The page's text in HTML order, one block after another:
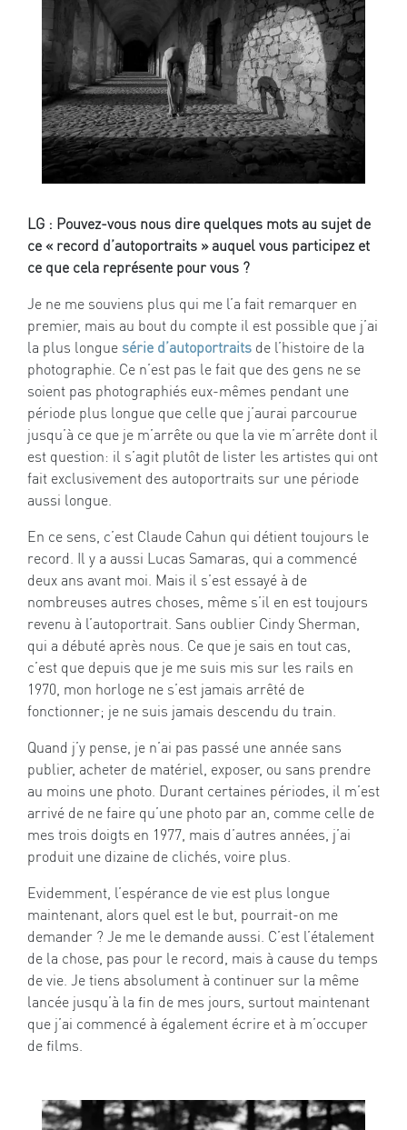
LG : Pouvez-vous nous dire quelques mots au sujet de
ce « record d’autoportraits » auquel vous participez et
ce que cela représente pour vous ?
Je ne me souviens plus qui me l’a fait remarquer en
premier, mais au bout du compte il est possible que j’ai
la plus longue série d’autoportraits de l’histoire de la
photographie. Ce n’est pas le fait que des gens ne se
soient pas photographiés eux-mêmes pendant une
période plus longue que celle que j’aurai parcourue
jusqu’à ce que je m’arrête ou que la vie m’arrête dont il
est question: il s’agit plutôt de lister les artistes qui ont
fait exclusivement des autoportraits sur une période
aussi longue.
En ce sens, c’est Claude Cahun qui détient toujours le
record. Il y a aussi Lucas Samaras, qui a commencé
deux ans avant moi. Mais il s’est essayé à de
nombreuses autres choses, même s’il en est toujours
revenu à l’autoportrait. Sans oublier Cindy Sherman,
qui a débuté après nous. Ce que je sais en tout cas,
c’est que depuis que je me suis mis sur les rails en
1970, mon horloge ne s’est jamais arrêté de
fonctionner; je ne suis jamais descendu du train.
Quand j’y pense, je n’ai pas passé une année sans
publier, acheter de matériel, exposer, ou sans prendre
au moins une photo. Durant certaines périodes, il m’est
arrivé de ne faire qu’une photo par an, comme celle de
mes trois doigts en 1977, mais d’autres années, j’ai
produit une dizaine de clichés, voire plus.
Evidemment, l’espérance de vie est plus longue
maintenant, alors quel est le but, pourrait-on me
demander ? Je me le demande aussi. C’est l’étalement
de la chose, pas pour le record, mais à cause du temps
de vie. Je tiens absolument à continuer sur la même
lancée jusqu’à la fin de mes jours, surtout maintenant
que j’ai commencé à également écrire et à m’occuper
de films.